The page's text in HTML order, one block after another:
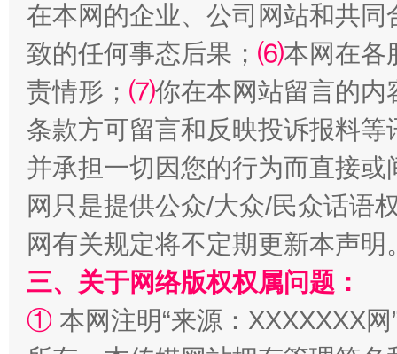
解纷+调解+退费，一次搞定
在本网的企业、公司网站和共
致的任何事态后果； ⑹本网在各
责情形； ⑺你在本网站留言的内
条款方可留言和反映投诉报料
并承担一切因您的行为而直接
网只是提供公众/大众/民众话语
网有关规定将不定期更新本声明
三、关于网络版权权属问题：
① 本网注明“来源：XXXXXXX